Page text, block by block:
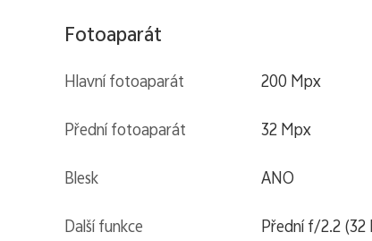
Fotoaparát
Hlavní fotoaparát 200 Mpx
Přední fotoaparát 32 Mpx
Blesk ANO
Další funkce Přední f/2.2